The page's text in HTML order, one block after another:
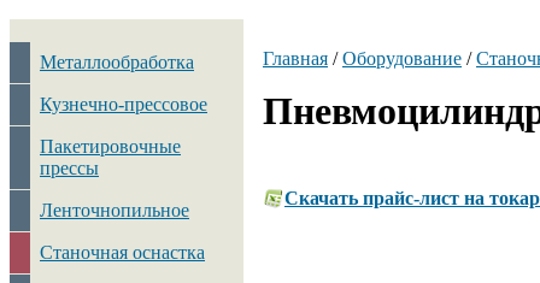
Металлообработка
Кузнечно-прессовое
Пакетировочные
прессы
Ленточнопильное
Станочная оснастка
Главная /Оборудование /
Скачать прайс-лист на